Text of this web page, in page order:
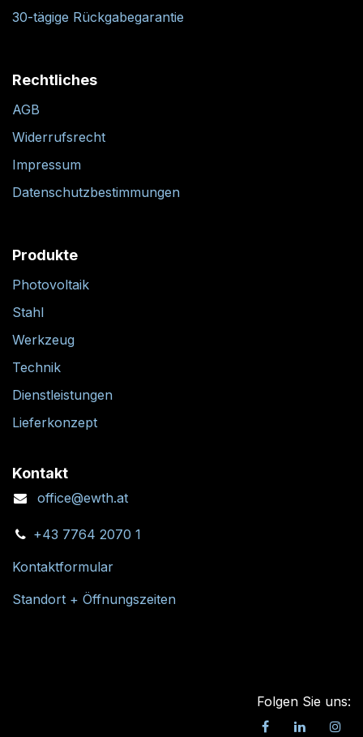
30-tägige Rückgabegarantie
Rechtliches
AGB
Widerrufsrecht
Impressum
Datenschutzbestimmungen
Produkte
Photovoltaik
Stahl
Werkzeug
Technik
Dienstleistungen
Lieferkonzept
Kontakt
office@ewth.at
+43 7764 2070 1
Kontaktformular
Standort + Öffnungszeiten
Folgen Sie uns: